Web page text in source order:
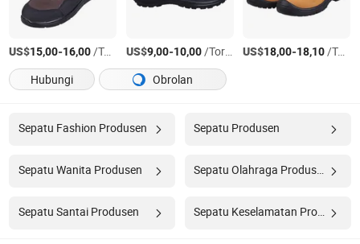
US$15,00-16,00/Torsi AS US$9,00-10,00/Torsi AS US$18,00-18,10/Torsi AS
Hubungi
Obrolan
Sepatu Fashion Produsen Sepatu Produsen
Sepatu Wanita Produsen Sepatu Olahraga Produsen
Sepatu Santai Produsen Sepatu Keselamatan Produsen